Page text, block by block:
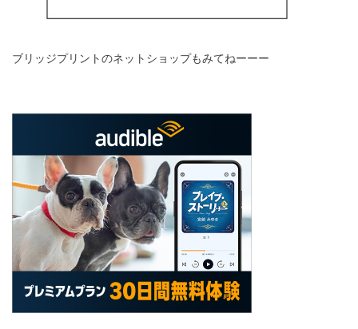
ブリッジプリントのネットショップもみてねーーー